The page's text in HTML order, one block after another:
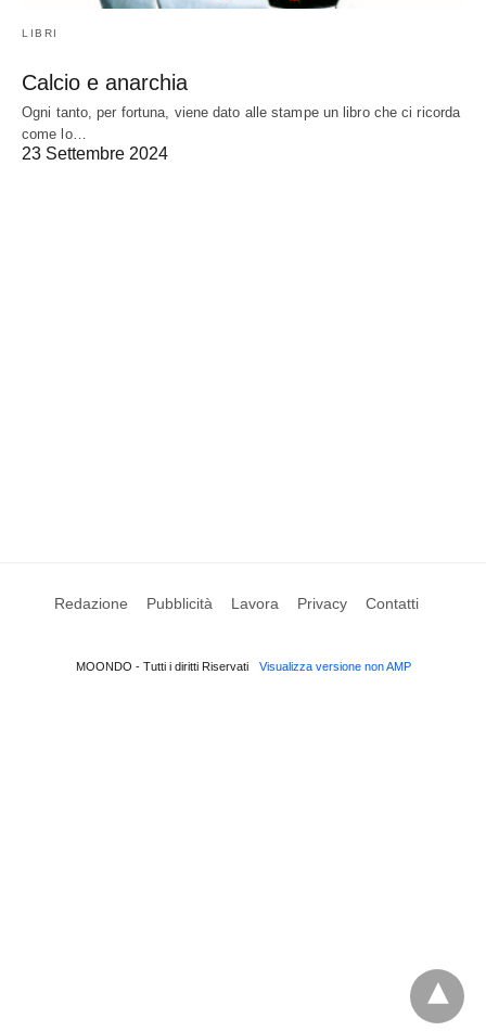
LIBRI
Calcio e anarchia
Ogni tanto, per fortuna, viene dato alle stampe un libro che ci ricorda
come lo…
23 Settembre 2024
Redazione Pubblicità Lavora Privacy Contatti
MOONDO - Tutti i diritti Riservati Visualizza versione non AMP